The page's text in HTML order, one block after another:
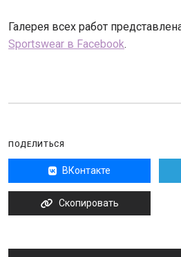
Галерея всех работ
Sportswear в Facebook.
ПОДЕЛИТЬСЯ
ВКонтакте
Скопировать